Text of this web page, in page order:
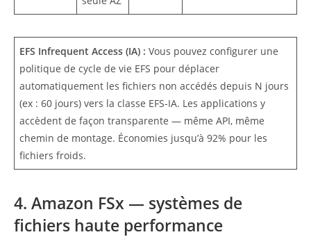
EFS Infrequent Access (IA) : Vous pouvez configurer une
politique de cycle de vie EFS pour déplacer
automatiquement les fichiers non accédés depuis N jours
(ex : 60 jours) vers la classe EFS-IA. Les applications y
accèdent de façon transparente — même API, même
chemin de montage. Économies jusqu’à 92% pour les
fichiers froids.
4. Amazon FSx — systèmes de
fichiers haute performance